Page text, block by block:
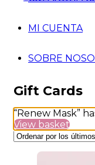
MI CUENTA
SOBRE
Gift Cards
“Renew Mask”
View basket